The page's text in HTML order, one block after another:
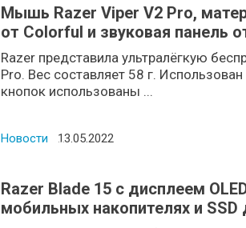
Мышь Razer Viper V2 Pro,
от Colorful и звуковая панель
Razer представила ультралёгкую
Pro. Вес составляет 58 г.
кнопок использованы ...
Новости Posted on
13.05.2022
Razer Blade 15 с дисплеем
мобильных накопителях и SSD